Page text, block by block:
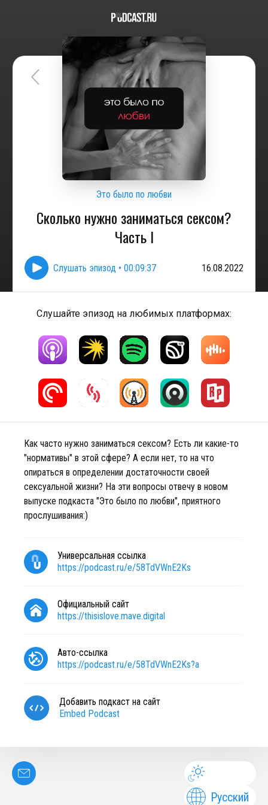
Это было по любви
Сколько нужно заниматься сексом?
Часть I
Слушать эпизод • 00:09:37 16.08.2022
Слушайте эпизод на любимых платформах:
Как часто нужно заниматься сексом? Есть ли какие-то
"нормативы" в этой сфере? А если нет, то на что
опираться в определении достаточности своей
сексуальной жизни? На эти вопросы отвечу в новом
выпуске подкаста "Это было по любви", приятного
прослушивания:)
Универсальная ссылка
https://podcast.ru/e/58TdVWnE2Ks
Официальный сайт
https://thisislove.mave.digital
Авто-ссылка
https://podcast.ru/e/58TdVWnE2Ks?a
Добавить подкаст на сайт
Embed Podcast
Русский